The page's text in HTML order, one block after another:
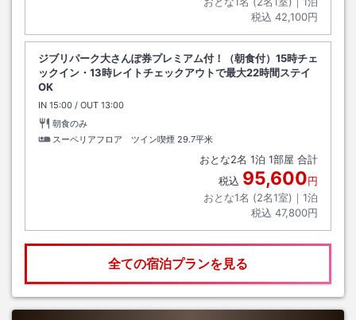
税込 42,100円
ジブリパーク大さんぽ券プレミアム付！（朝食付）15時チェ
ックイン・13時レイトチェックアウトで最大22時間ステイ
OK
IN チェックイン
15:00 / OUT チェックアウト
13:00
朝食のみ
スーペリアフロア ツイン喫煙 29.7平米
おとな2名 1泊 1部屋 合計
税込 95,600円
おとな1名 (2名1室)｜ 1泊
税込 47,800円
全ての宿泊プランを見る